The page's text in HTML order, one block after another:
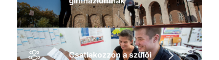
Csatlakozzon a szülői